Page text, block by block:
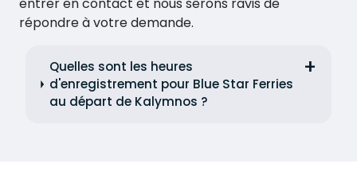
répondre à votre demande.
Quelles sont les heures
d'enregistrement pour Blue Star Ferries
au départ de Kalymnos ?